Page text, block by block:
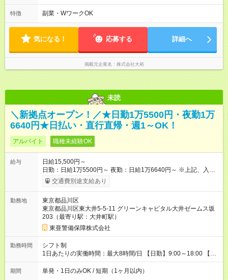
す。希望時間帯は入社時に決めていただきます。 (1)15：30～
18：30 (2)16：00～19：00
特徴 副業・WワークOK
気になる！ 応募する 詳細へ
掲載元企業名 株式会社大裕
未読
＼新拠点オープン！／★日勤1万5500円・夜勤1万
6640円★日払い・直行直帰・週1～OK！
アルバイト 職種未経験OK
給与
日給15,500円～
日勤：日給1万5500円～ 夜勤：日給1万6640円～ ※上記、入社
祝手当4000円含む(25勤務まで) ┗新任研修の終了から100日以内
┗規定あり ／ 経験や年齢を問わず、 頑張った方全員に支給され
日給は全額支給！ ■月22日以上勤務すると… 日給1000円UP！ ■
日払い・週払い・前払いOK！ 給与即時払いサービス『クリア
(CRIA)』で 最短当日にコンビニATMから 現金で給与を受け取れ
ます♪ ※稼働分・規定あり ■法定研修(7h×3日間)中も 手当をしっ
かり【3万円】支給！ ┗研修手当の一部(9，000円)は手渡しで支
給 ┗昼食代も別途支給(500円×3日間） ┗研修期間中も交通費全額
支給 【試用期間】試用期間なし
交通費別途支給あり
勤務地
東京都品川区
東京都品川区東大井5-5-11 グリーンキャピタル大井ゼームス坂
203（最寄り駅：大井町駅）
東亜警備保障株式会社
勤務時間
シフト制
1日あたりの実働時間：最大8時間/日 【日勤】9:00～18:00 【夜
勤】20:00～翌5:00 ・【日勤のみ】【夜勤のみ】もOK♪ ・自分
の都合に合わせて稼げます◎ ・シフトの申告は電話・メールで
期間 単発・1日のみOK / 短期（1ヶ月以内）